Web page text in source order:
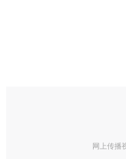
网上传播